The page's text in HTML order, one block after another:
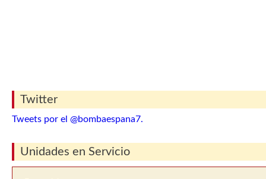
Twitter
Tweets por el @bombaespana7.
Unidades en Servicio